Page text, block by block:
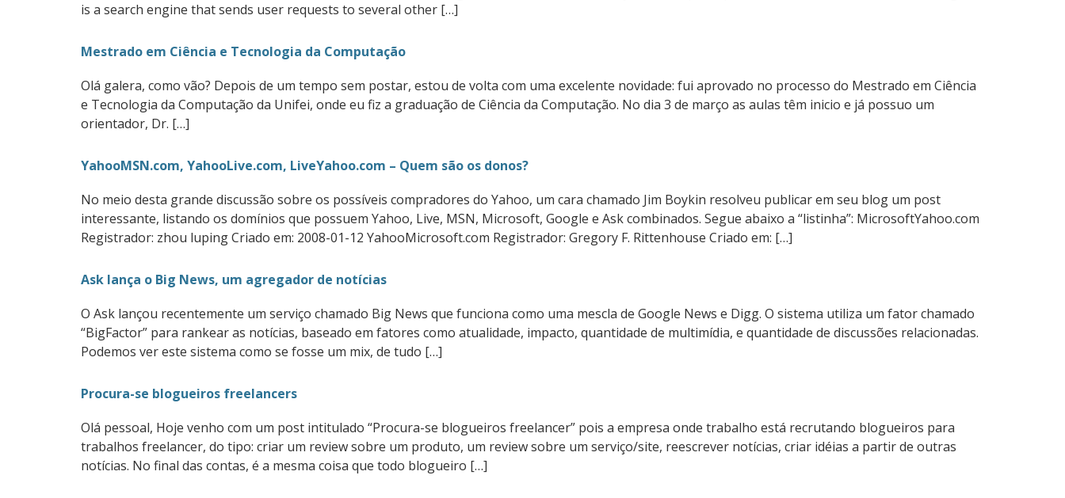
is a search engine that sends user requests to several other […]
Mestrado em Ciência e Tecnologia da Computação
Olá galera, como vão? Depois de um tempo sem postar, estou de volta com uma excelente novidade: fui aprovado no processo do Mestrado em Ciência
e Tecnologia da Computação da Unifei, onde eu fiz a graduação de Ciência da Computação. No dia 3 de março as aulas têm inicio e já possuo um
orientador, Dr. […]
YahooMSN.com, YahooLive.com, LiveYahoo.com – Quem são os donos?
No meio desta grande discussão sobre os possíveis compradores do Yahoo, um cara chamado Jim Boykin resolveu publicar em seu blog um post
interessante, listando os domínios que possuem Yahoo, Live, MSN, Microsoft, Google e Ask combinados. Segue abaixo a “listinha”: MicrosoftYahoo.com
Registrador: zhou luping Criado em: 2008-01-12 YahooMicrosoft.com Registrador: Gregory F. Rittenhouse Criado em: […]
Ask lança o Big News, um agregador de notícias
O Ask lançou recentemente um serviço chamado Big News que funciona como uma mescla de Google News e Digg. O sistema utiliza um fator chamado
“BigFactor” para rankear as notícias, baseado em fatores como atualidade, impacto, quantidade de multimídia, e quantidade de discussões relacionadas.
Podemos ver este sistema como se fosse um mix, de tudo […]
Procura-se blogueiros freelancers
Olá pessoal, Hoje venho com um post intitulado “Procura-se blogueiros freelancer” pois a empresa onde trabalho está recrutando blogueiros para
trabalhos freelancer, do tipo: criar um review sobre um produto, um review sobre um serviço/site, reescrever notícias, criar idéias a partir de outras
notícias. No final das contas, é a mesma coisa que todo blogueiro […]